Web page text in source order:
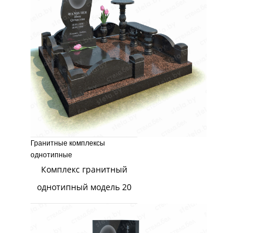
Гранитные комплексы
однотипные
Комплекс гранитный
однотипный модель 20